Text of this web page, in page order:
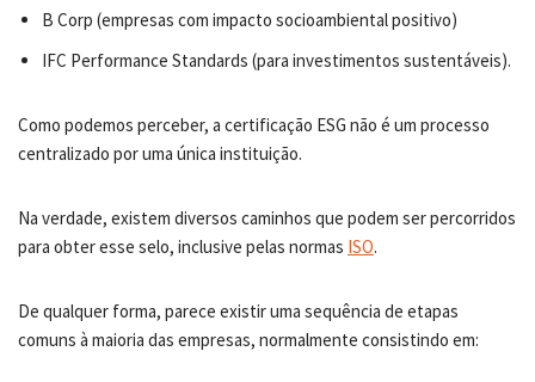
B Corp (empresas com impacto socioambiental positivo)
IFC Performance Standards (para investimentos sustentáveis).
Como podemos perceber, a certificação ESG não é um processo
centralizado por uma única instituição.
Na verdade, existem diversos caminhos que podem ser percorridos
para obter esse selo, inclusive pelas normas ISO.
De qualquer forma, parece existir uma sequência de etapas
comuns à maioria das empresas, normalmente consistindo em: